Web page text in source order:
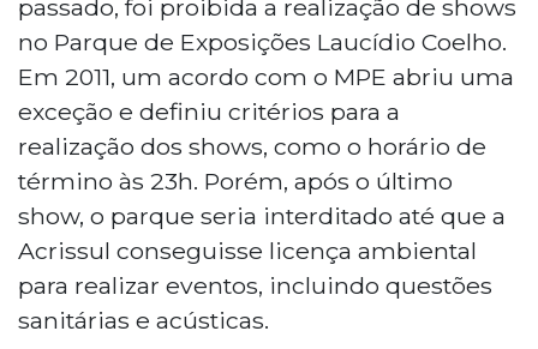
passado, foi proibida a realização de shows
no Parque de Exposições Laucídio Coelho.
Em 2011, um acordo com o MPE abriu uma
exceção e definiu critérios para a
realização dos shows, como o horário de
término às 23h. Porém, após o último
show, o parque seria interditado até que a
Acrissul conseguisse licença ambiental
para realizar eventos, incluindo questões
sanitárias e acústicas.